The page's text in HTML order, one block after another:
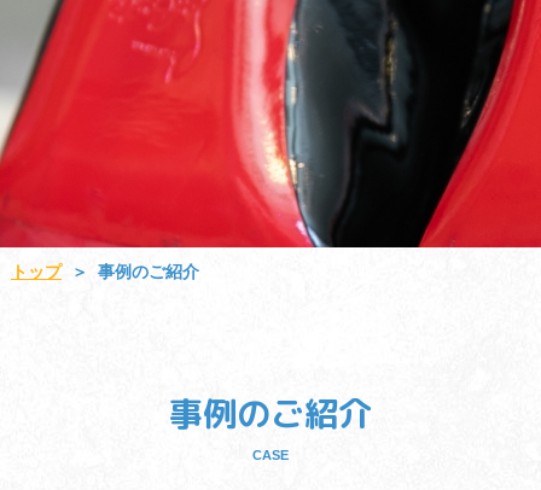
トップ ＞ 事例のご紹介
事例のご紹介
CASE